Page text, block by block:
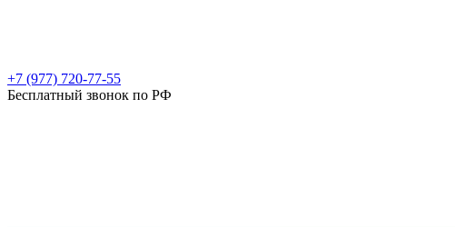
+7 (977) 720-77-55
Бесплатный звонок по РФ